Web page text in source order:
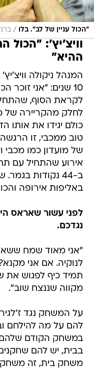
"הכול עניין של לב". בלו /
וויצ'יץ': "הכול
ההיא"
המנהל ניקולה
10 שנים: "אני
לקראת הסוף,
לחלק מהקריירה של
כולם יגידו את אותו
טוב ממכבי, זו
של מועדון כמו מכבי
אירוע שהתחיל עם
ב-44 נקודות
באליפות אירופה
לפני עשור שאראס
נגדכם.
"אני מאוד שמח
לנוקיה. אם אני
תמיד כיף לפגוש את
מקווה שננצח שוב".
על המשחק נגד
להם על מה להילחם
במשחק הקודם
בבית, יש להם